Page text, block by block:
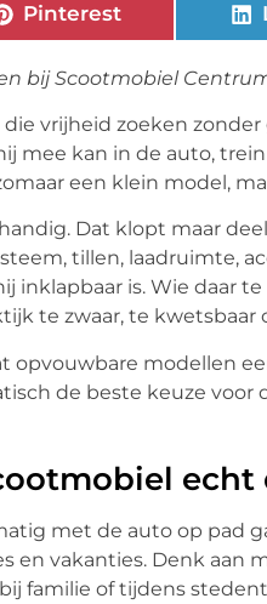
Pinterest
bij Scootmobiel
vrijheid zoeken
kan in de auto,
een klein model,
Dat klopt maar
tillen, laadruimte,
is. Wie daar
te zwaar, te
opvouwbare modellen
de beste keuze
echt
met de auto op pad
vakanties. Denk aan
familie of tijdens